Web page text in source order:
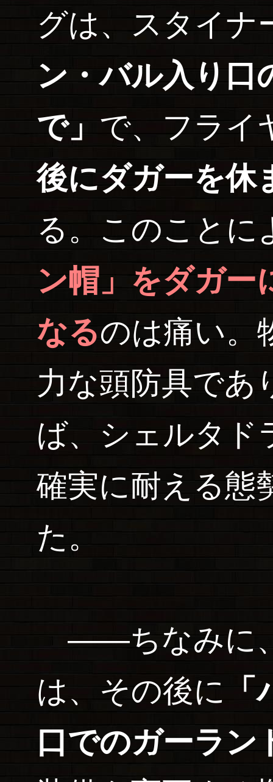
グは、スタイナ
ン・バル入り口
で」 で、フライ
後にダガーを休
る。このことに
ン帽」をダガー
なるのは痛い。
力な頭防具であ
ば、シェルタド
確実に耐える態
た。
――ちなみに
は、その後に
口でのガーラン